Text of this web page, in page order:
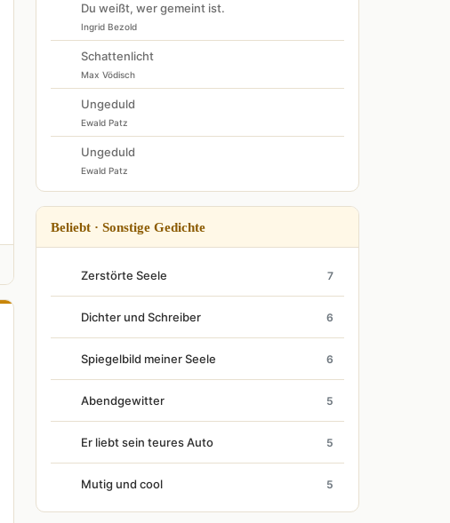
Du weißt, wer gemeint ist.
Ingrid Bezold
Schattenlicht
Max Vödisch
Ungeduld
Ewald Patz
Ungeduld
Ewald Patz
Beliebt · Sonstige Gedichte
Zerstörte Seele 7
Dichter und Schreiber 6
Spiegelbild meiner Seele 6
Abendgewitter 5
Er liebt sein teures Auto 5
Mutig und cool 5